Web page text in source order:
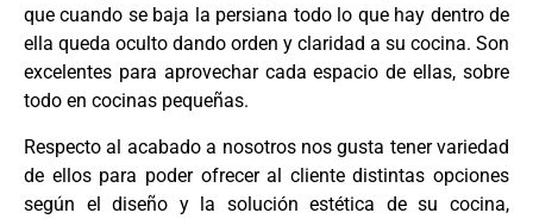
que cuando se baja la persiana todo lo que hay dentro de
ella queda oculto dando orden y claridad a su cocina. Son
excelentes para aprovechar cada espacio de ellas, sobre
todo en cocinas pequeñas.
Respecto al acabado a nosotros nos gusta tener variedad
de ellos para poder ofrecer al cliente distintas opciones
según el diseño y la solución estética de su cocina,